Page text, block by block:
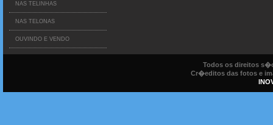
NAS TELINHAS
NAS TELONAS
OUVINDO E VENDO
Todos os direitos
Cr�editos das fotos e